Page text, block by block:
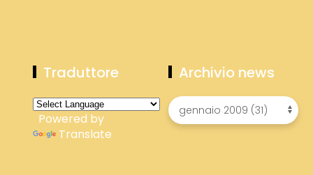
Traduttore
Powered by
Translate
Archivio news